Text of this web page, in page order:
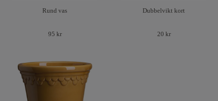
Rund vas
95 kr
Dubbelvikt kort
20 kr